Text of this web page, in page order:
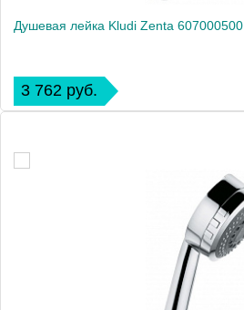
Душевая лейка Kludi Zenta 607000500
3 762 руб.